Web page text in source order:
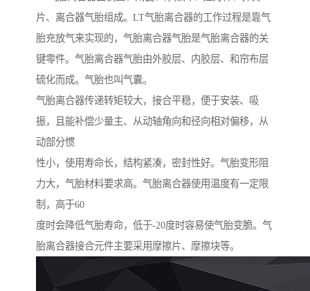
片、离合器气胎组成。LT气胎离合器的工作过程是靠气
胎充放气来实现的，气胎离合器气胎是气胎离合器的关
键零件。气胎离合器气胎由外胶层、内胶层、和帘布层
硫化而成。气胎也叫气囊。
气胎离合器传递转矩较大，接合平稳，便于安装、吸
振，且能补偿少量主、从动轴角向和径向相对偏移，从
动部分惯
性小，使用寿命长，结构紧凑，密封性好。气胎变形阻
力大，气胎材料要求高。气胎离合器使用温度有一定限
制，高于60
度时会降低气胎寿命，低于-20度时容易使气胎变脆。气
胎离合器接合元件主要采用摩擦片、摩擦块等。